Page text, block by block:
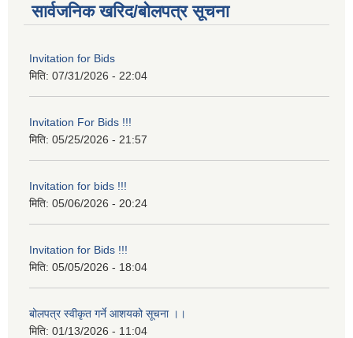
सार्वजनिक खरिद/बोलपत्र सूचना
Invitation for Bids
मिति: 07/31/2026 - 22:04
Invitation For Bids !!!
मिति: 05/25/2026 - 21:57
Invitation for bids !!!
मिति: 05/06/2026 - 20:24
Invitation for Bids !!!
मिति: 05/05/2026 - 18:04
बोलपत्र स्वीकृत गर्ने आशयको सूचना ।।
मिति: 01/13/2026 - 11:04